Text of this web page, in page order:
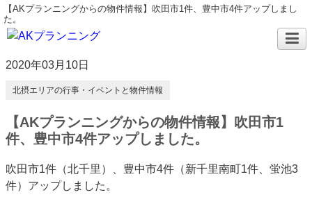
【AKプランニングからの物件情報】吹田市1件、豊中市4件アップしまし
た。
2020年03月10日
北摂エリアの行事・イベントと物件情報
【AKプランニングからの物件情報】吹田市1
件、豊中市4件アップしました。
吹田市1件（北千里）、豊中市4件（新千里南町1件、蛍池3
件）アップしました。